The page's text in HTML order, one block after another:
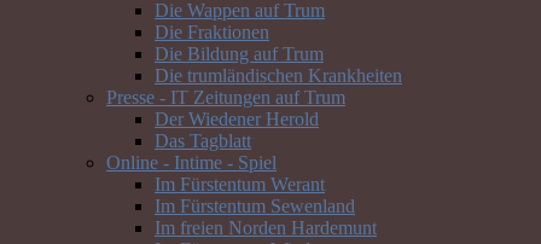
Die Wappen auf Trum
Die Fraktionen
Die Bildung auf Trum
Die trumländischen Krankheiten
Presse - IT Zeitungen auf Trum
Der Wiedener Herold
Das Tagblatt
Online - Intime - Spiel
Im Fürstentum Werant
Im Fürstentum Sewenland
Im freien Norden Hardemunt